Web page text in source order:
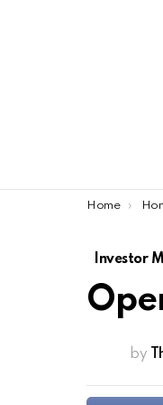
You are here:
Home
Investor
by